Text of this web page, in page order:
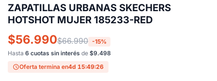
ZAPATILLAS URBANAS SKECHERS
HOTSHOT MUJER 185233-RED
$56.990$66.990 -15%
Hasta 6 cuotas sin interés de $9.498
Oferta termina en4d 15:49:25